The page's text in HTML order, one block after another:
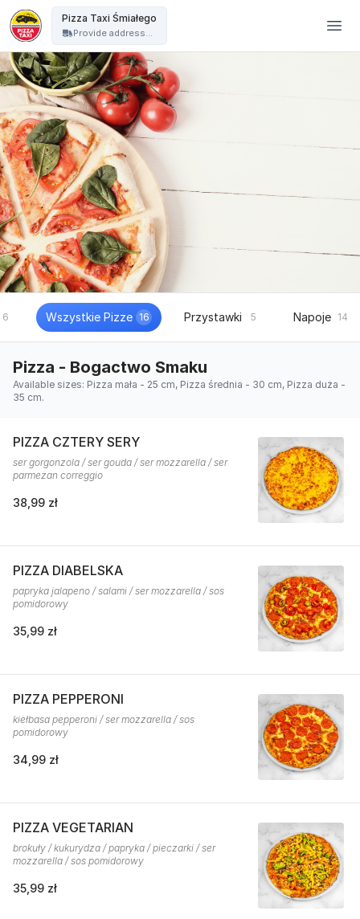
Pizza Taxi Śmiałego
Provide address...
6 Wszystkie Pizze 16 Przystawki 5 Napoje 14
Pizza - Bogactwo Smaku
Available sizes: Pizza mała - 25 cm, Pizza średnia - 30 cm, Pizza duża -
35 cm.
PIZZA CZTERY SERY
ser gorgonzola / ser gouda / ser mozzarella / ser
parmezan correggio
38,99 zł
PIZZA DIABELSKA
papryka jalapeno / salami / ser mozzarella / sos
pomidorowy
35,99 zł
PIZZA PEPPERONI
kiełbasa pepperoni / ser mozzarella / sos
pomidorowy
34,99 zł
PIZZA VEGETARIAN
brokuły / kukurydza / papryka / pieczarki / ser
mozzarella / sos pomidorowy
35,99 zł